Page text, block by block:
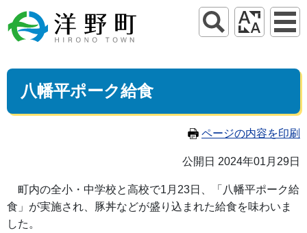
八幡平ポーク給食
ページの内容を印刷
公開日 2024年01月29日
町内の全小・中学校と高校で1月23日、「八幡平ポーク給
食」が実施され、豚丼などが盛り込まれた給食を味わいま
した。